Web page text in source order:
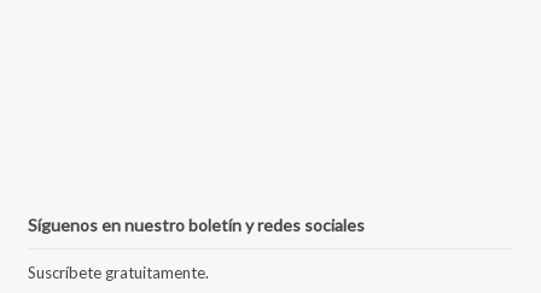
Síguenos en nuestro boletín y redes sociales
Suscríbete gratuitamente.